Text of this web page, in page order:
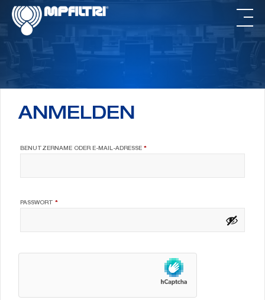
Zum
Inhalt
springen
Zur
Fußzeile
springen
ANMELDEN
BENUTZERNAME ODER E-MAIL-ADRESSE *ERFORDERLICH
PASSWORT *ERFORDERLICH